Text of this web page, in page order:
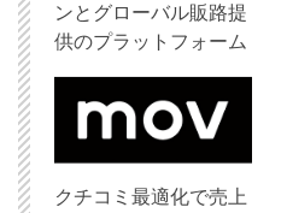
ンとグローバル販路提
供のプラットフォーム
クチコミ最適化で売上